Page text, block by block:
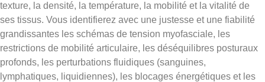
texture, la densité, la température, la mobilité et la vitalité de
ses tissus. Vous identifierez avec une justesse et une fiabilité
grandissantes les schémas de tension myofasciale, les
restrictions de mobilité articulaire, les déséquilibres posturaux
profonds, les perturbations fluidiques (sanguines,
lymphatiques, liquidiennes), les blocages énergétiques et les